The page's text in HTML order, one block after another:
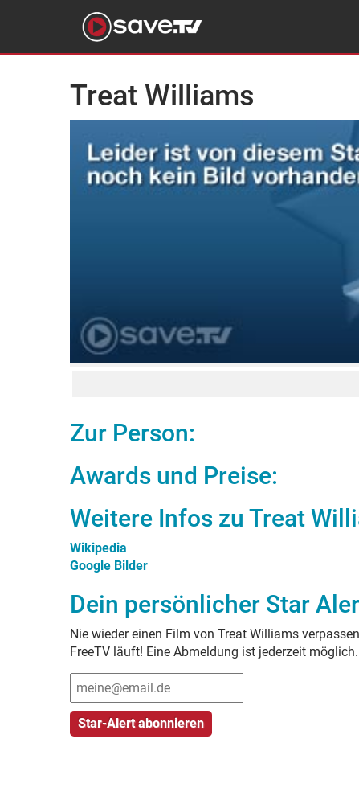
Treat Williams
Zur Person:
Awards und Preise:
Weitere Infos zu Treat
Wikipedia
Google Bilder
Dein persönlicher Star
Nie wieder einen Film von Treat Williams
FreeTV läuft! Eine Abmeldung ist jederzeit